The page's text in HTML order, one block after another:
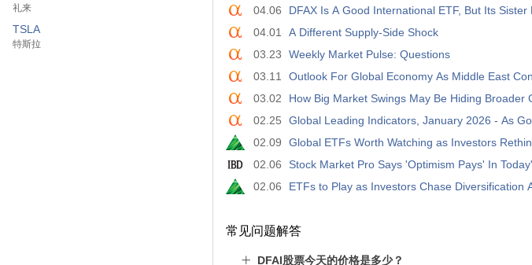
礼来
TSLA
特斯拉
04.06
DFAX Is A Good International ETF, But Its
04.01
A Different Supply-Side Shock
03.23
Weekly Market Pulse: Questions
03.11
Outlook For Global Economy As Middle East
03.02
How Big Market Swings May Be Hiding Broader
02.25
Global Leading Indicators, January 2026 - As
02.09
Global ETFs Worth Watching as Investors
02.06
Stock Market Pro Says 'Optimism Pays' In
02.06
ETFs to Play as Investors Chase Diversification
常见问题解答
DFAI股票今天的价格是多少？